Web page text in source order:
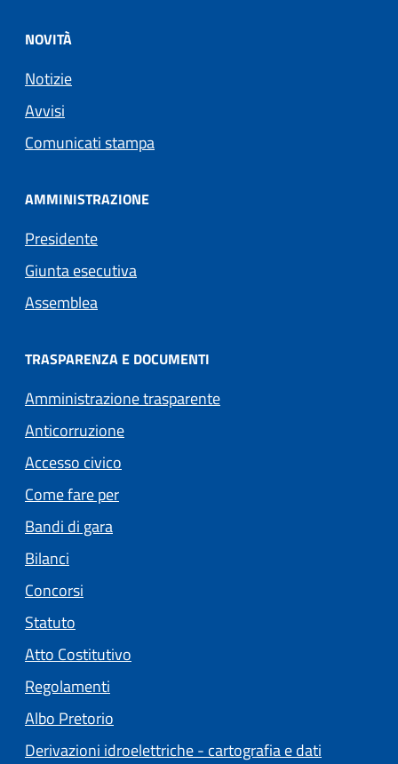
NOVITÀ
Notizie
Avvisi
Comunicati stampa
AMMINISTRAZIONE
Presidente
Giunta esecutiva
Assemblea
TRASPARENZA E DOCUMENTI
Amministrazione trasparente
Anticorruzione
Accesso civico
Come fare per
Bandi di gara
Bilanci
Concorsi
Statuto
Atto Costitutivo
Regolamenti
Albo Pretorio
Derivazioni idroelettriche - cartografia e dati